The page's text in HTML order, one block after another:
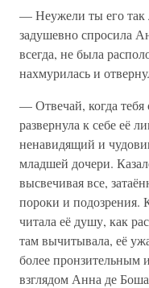
— Неужели ты его
задушевно спросила
всегда, не была
нахмурилась и
— Отвечай, когда
развернула к себе её
ненавидящий и
младшей дочери.
высвечивая все,
пороки и подозрения.
читала её душу, как
там вычитывала, её
более
взглядом Анна де